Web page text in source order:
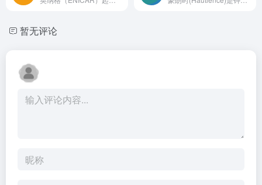
暂无评论